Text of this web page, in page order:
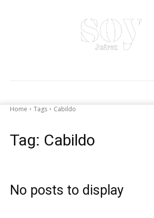
Home Tags Cabildo
Tag: Cabildo
No posts to display